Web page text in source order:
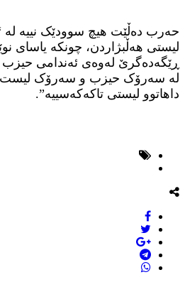
حەرب دەڵێت هیچ سوودێک نییە
لیستی هەڵبژاردن، چونکە یاسای
ڕێگەدەگرێ لەوەی ئەندامی
لە سەرۆک حیزب و سەرۆک لیست،
داهاتوو لیستی تاکەکەسییە”.